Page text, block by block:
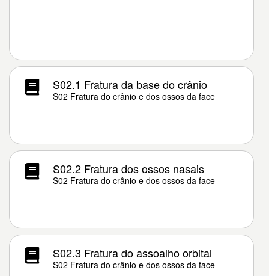
S02.1 Fratura da base do crânio
S02 Fratura do crânio e dos ossos da face
S02.2 Fratura dos ossos nasais
S02 Fratura do crânio e dos ossos da face
S02.3 Fratura do assoalho orbital
S02 Fratura do crânio e dos ossos da face